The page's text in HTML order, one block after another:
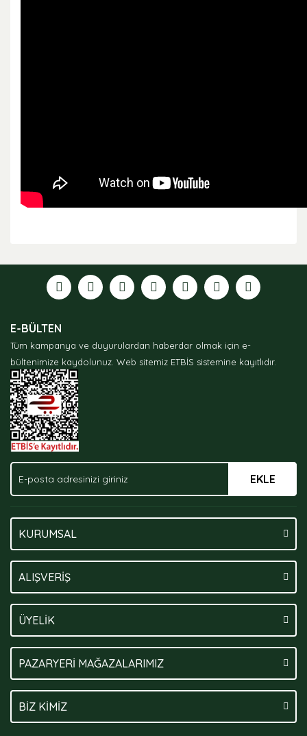
formunu kullanarak tarafımıza iletebilirsiniz.
Görüş ve önerileriniz için teşekkür ederiz.
Ürün açıklamasında eksik bilgiler bulunuyor.
Ürün bilgilerinde hatalar bulunuyor.
Ürün fiyatı diğer sitelerden daha pahalı.
Bu ürüne benzer farklı alternatifler olmalı.
E-BÜLTEN
Tüm kampanya ve duyurulardan haberdar olmak için e-
bültenimize kaydolunuz. Web sitemiz ETBİS sistemine kayıtlıdır.
EKLE
KURUMSAL
ALIŞVERİŞ
ÜYELİK
PAZARYERİ MAĞAZALARIMIZ
BİZ KİMİZ